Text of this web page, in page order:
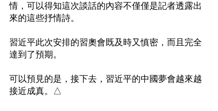
情，可以得知這次談話的內容不僅僅是記者透露出
來的這些抒情詩。
習近平此次安排的習奧會既及時又慎密，而且完全
達到了預期。
可以預見的是，接下去，習近平的中國夢會越來越
接近成真。△